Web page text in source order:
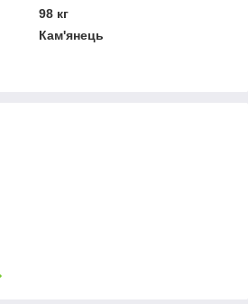
98 кг
Кам'янець